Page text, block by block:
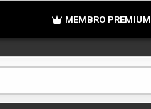
MEMBRO PREMIUM